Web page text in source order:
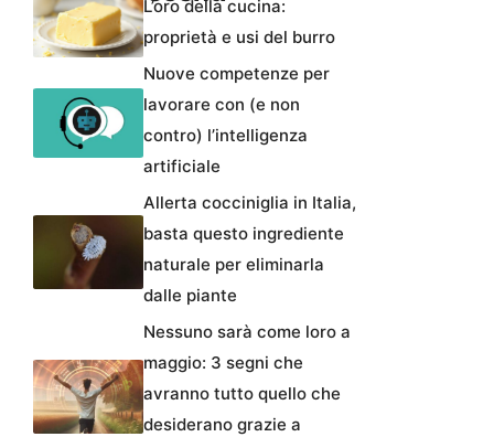
L’oro della cucina:
proprietà e usi del burro
Nuove competenze per
lavorare con (e non
contro) l’intelligenza
artificiale
Allerta cocciniglia in Italia,
basta questo ingrediente
naturale per eliminarla
dalle piante
Nessuno sarà come loro a
maggio: 3 segni che
avranno tutto quello che
desiderano grazie a